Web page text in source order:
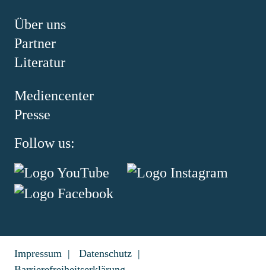
Über uns
Partner
Literatur
Mediencenter
Presse
Follow us:
Impressum
Datenschutz